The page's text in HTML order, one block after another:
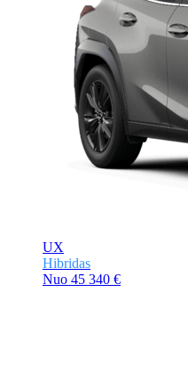
UX
Hibridas
Nuo 45 340 €